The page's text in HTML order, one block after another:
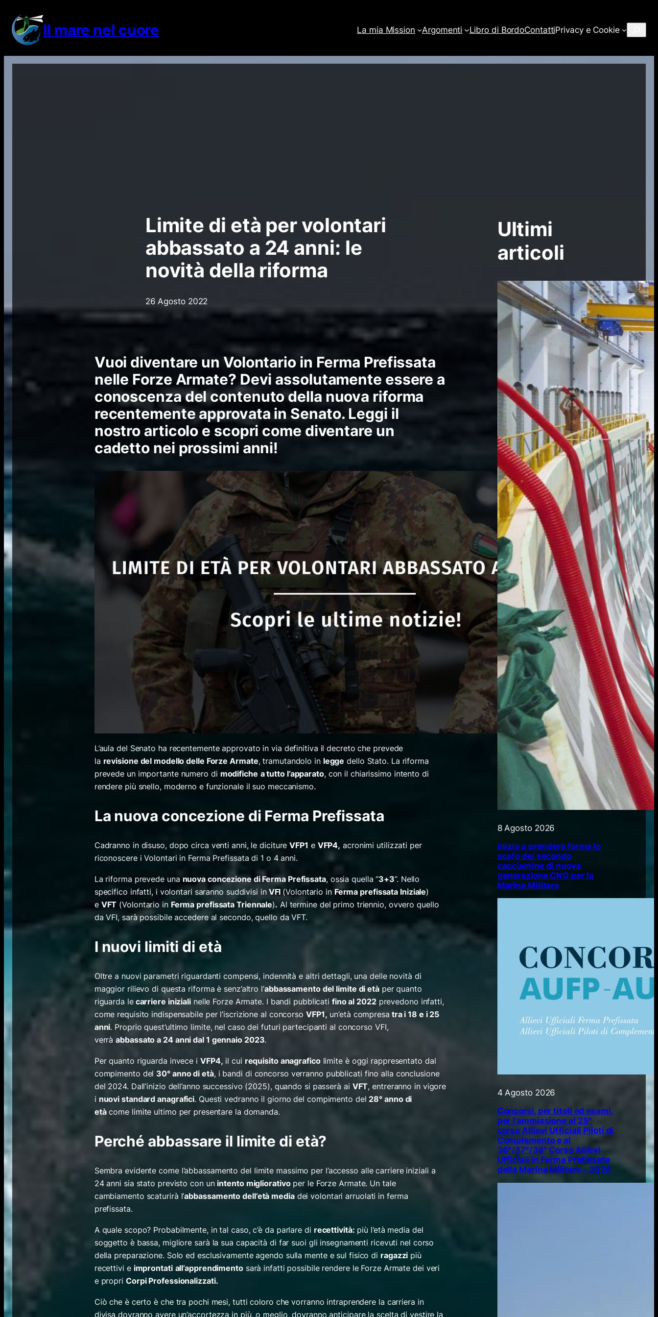
contenuto Il mare nel cuore La mia Mission Argomenti Libro di BordoContattiPrivacy e Cookie
Limite di età per volontari
abbassato a 24 anni: le
novità della riforma
26 Agosto 2022
Vuoi diventare un Volontario in Ferma Prefissata
nelle Forze Armate? Devi assolutamente essere a
conoscenza del contenuto della nuova riforma
recentemente approvata in Senato. Leggi il
nostro articolo e scopri come diventare un
cadetto nei prossimi anni!
L’aula del Senato ha recentemente approvato in via definitiva il decreto che prevede
la revisione del modello delle Forze Armate, tramutandolo in legge dello Stato. La riforma
prevede un importante numero di modifiche a tutto l’apparato, con il chiarissimo intento di
rendere più snello, moderno e funzionale il suo meccanismo.
La nuova concezione di Ferma Prefissata
Cadranno in disuso, dopo circa venti anni, le dicitureVFP1 e VFP4, acronimi utilizzati per
riconoscere i Volontari in Ferma Prefissata di 1 o 4 anni.
La riforma prevede una nuova concezione di Ferma Prefissata, ossia quella“3+3”.Nello
specifico infatti, i volontari saranno suddivisi in VFI (Volontario in Ferma prefissata Iniziale)
e VFT (Volontario in Ferma prefissata Triennale). Al termine del primo triennio, ovvero quello
da VFI, sarà possibile accedere al secondo, quello da VFT.
I nuovi limiti di età
Oltre a nuovi parametri riguardanti compensi, indennità e altri dettagli, una delle novità di
maggior rilievo di questa riforma è senz’altro l’abbassamento del limite di etàper quanto
riguarda le carriere inizialinelle Forze Armate. I bandi pubblicati fino al 2022 prevedono infatti,
come requisito indispensabile per l’iscrizione al concorso VFP1, un’età compresa tra i 18 e i 25
anni. Proprio quest’ultimo limite, nel caso dei futuri partecipanti al concorso VFI,
verràabbassato a 24 anni dal 1 gennaio 2023.
Per quanto riguarda invece i VFP4, il cui requisito anagraficolimite è oggi rappresentato dal
compimento del 30° anno di età,i bandi di concorso verranno pubblicati fino alla conclusione
del 2024. Dall’inizio dell’anno successivo (2025), quando si passerà ai VFT, entreranno in vigore
i nuovi standard anagrafici. Questi vedranno il giorno del compimento del 28° anno di
etàcome limite ultimo per presentare la domanda.
Perché abbassare il limite di età?
Sembra evidente come l’abbassamento del limite massimo per l’accesso alle carriere iniziali a
24 anni sia stato previsto con un intento migliorativo per le Forze Armate. Un tale
cambiamento scaturirà l’abbassamento dell’età media dei volontari arruolati in ferma
prefissata.
A quale scopo? Probabilmente, in tal caso, c’è da parlare di recettività: più l’età media del
soggetto è bassa, migliore sarà la sua capacità di far suoi gli insegnamenti ricevuti nel corso
della preparazione. Solo ed esclusivamente agendo sulla mente e sul fisico di ragazzi più
recettivi e improntati all’apprendimento sarà infatti possibile rendere le Forze Armate dei veri
e propri Corpi Professionalizzati.
Ciò che è certo è che tra pochi mesi, tutti coloro che vorranno intraprendere la carriera in
divisa dovranno avere un’accortezza in più, o meglio, dovranno anticipare la scelta di vestire la
Ultimi
articoli
8 Agosto 2026
Inizia a prendere forma lo
scafo del secondo
cacciamine di nuova
generazione CNG per la
Marina Militare
4 Agosto 2026
Concorsi, per titoli ed esami,
per l’ammissione al 25°
corso Allievi Ufficiali Piloti di
Complemento e al
36°/37°/38° Corso Allievi
Ufficiali in Ferma Prefissata
della Marina Militare – 2026